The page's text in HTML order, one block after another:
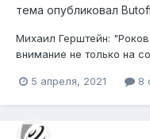
тема опубликовал
Михаил Герштейн:
внимание не только на
5 апреля, 2021
8